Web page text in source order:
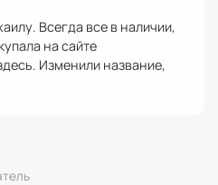
Всегда все в наличии,
на сайте
Изменили название,